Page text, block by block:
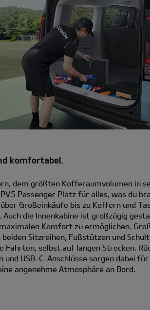
komfortabel.
dem größten Kofferaumvolumen in
Passenger Platz für alles, was du
Großeinkäufe bis zu Koffern und
Auch die Innenkabine ist großzügig
Komfort zu ermöglichen.
Sitzreihen, Fußstützen und
Fahrten, selbst auf langen Strecken.
und USB-C-Anschlüsse sorgen dabei
angenehme Atmosphäre an Bord.